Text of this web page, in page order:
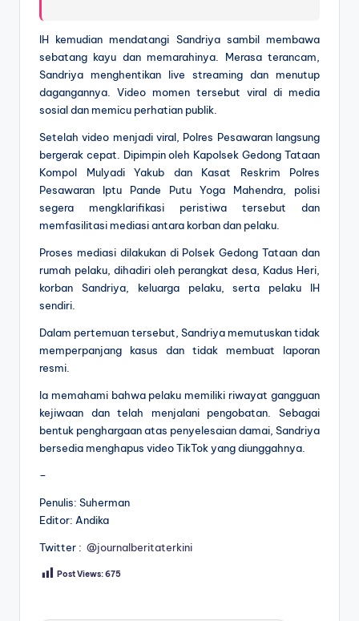
IH kemudian mendatangi Sandriya sambil membawa
sebatang kayu dan memarahinya. Merasa terancam,
Sandriya menghentikan live streaming dan menutup
dagangannya. Video momen tersebut viral di media
sosial dan memicu perhatian publik.
Setelah video menjadi viral, Polres Pesawaran langsung
bergerak cepat. Dipimpin oleh Kapolsek Gedong Tataan
Kompol Mulyadi Yakub dan Kasat Reskrim Polres
Pesawaran Iptu Pande Putu Yoga Mahendra, polisi
segera mengklarifikasi peristiwa tersebut dan
memfasilitasi mediasi antara korban dan pelaku.
Proses mediasi dilakukan di Polsek Gedong Tataan dan
rumah pelaku, dihadiri oleh perangkat desa, Kadus Heri,
korban Sandriya, keluarga pelaku, serta pelaku IH
sendiri.
Dalam pertemuan tersebut, Sandriya memutuskan tidak
memperpanjang kasus dan tidak membuat laporan
resmi.
Ia memahami bahwa pelaku memiliki riwayat gangguan
kejiwaan dan telah menjalani pengobatan. Sebagai
bentuk penghargaan atas penyelesaian damai, Sandriya
bersedia menghapus video TikTok yang diunggahnya.
–
Penulis: Suherman
Editor: Andika
Twitter : @journalberitaterkini
Post Views:675